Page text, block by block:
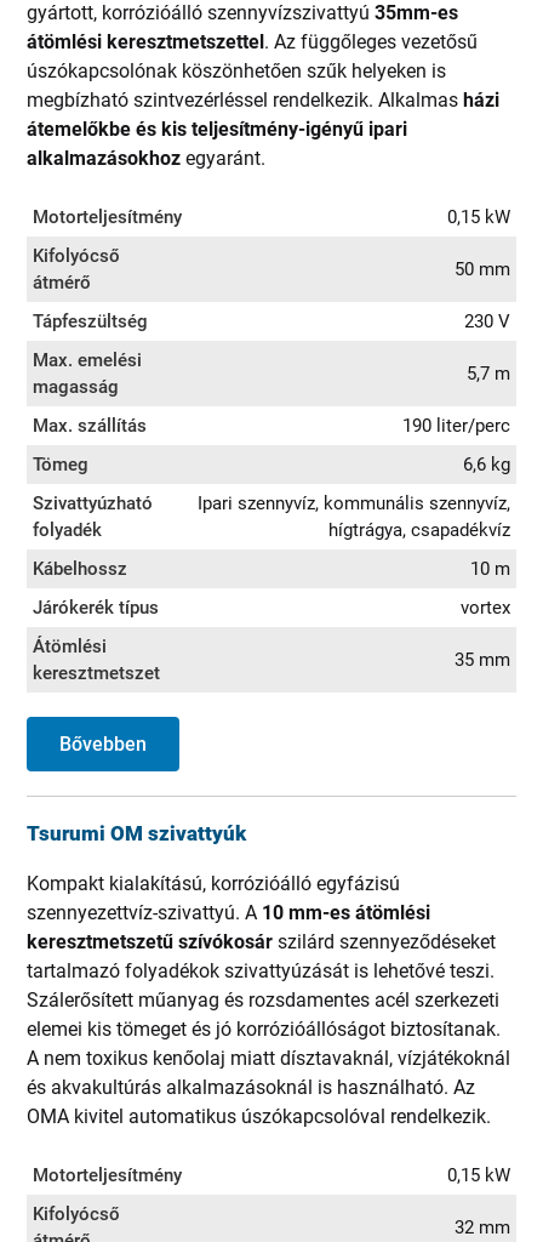
gyártott, korrózióálló szennyvízszivattyú35mm-es
átömlési keresztmetszettel . Az függőleges vezetősű
úszókapcsolónak köszönhetően szűk helyeken is
megbízható szintvezérléssel rendelkezik. Alkalmas házi
átemelőkbe és kis teljesítmény-igényű ipari
alkalmazásokhoz egyaránt.
Motorteljesítmény
0,15 kW
Kifolyócső
átmérő
50 mm
Tápfeszültség
230 V
Max. emelési
magasság
5,7 m
Max. szállítás
190 liter/perc
Tömeg
6,6 kg
Szivattyúzható
folyadék
Ipari szennyvíz, kommunális szennyvíz,
hígtrágya, csapadékvíz
Kábelhossz
10 m
Járókerék típus
vortex
Átömlési
keresztmetszet
35 mm
Bővebben
Tsurumi OM szivattyúk
Kompakt kialakítású, korrózióálló egyfázisú
szennyezettvíz-szivattyú. A 10 mm-es átömlési
keresztmetszetű szívókosár szilárd szennyeződéseket
tartalmazó folyadékok szivattyúzását is lehetővé teszi.
Szálerősített műanyag és rozsdamentes acél szerkezeti
elemei kis tömeget és jó korrózióállóságot biztosítanak.
A nem toxikus kenőolaj miatt dísztavaknál, vízjátékoknál
és akvakultúrás alkalmazásoknál is használható. Az
OMA kivitel automatikus úszókapcsolóval rendelkezik.
Motorteljesítmény
0,15 kW
Kifolyócső
32 mm